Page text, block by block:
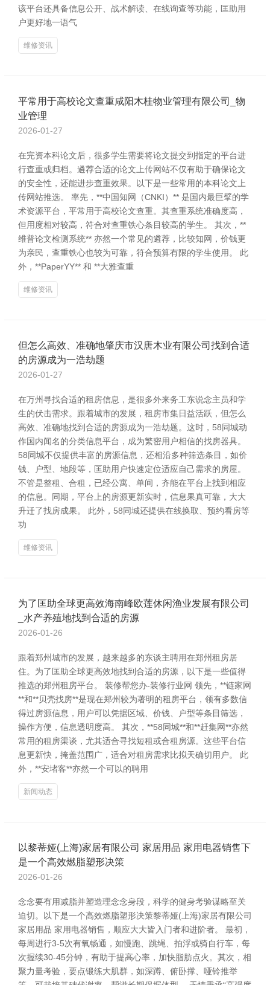
该平台还具备信息公开、战术解读、在线询查等功能，匡助用
户更好地一语气
维修资讯
平常用于高校论文查重咸阳木桂物业管理有限公司_物
业管理
2026-01-27
在完资本科论文后，很多学生需要将论文提交到指定的平台进
行查重或归档。遴荐合适的论文上传网站不仅有助于确保论文
的安全性，还能进步查重效果。以下是一些常用的本科论文上
传网站推选。 率先，**中国知网（CNKI）** 是国内最巨擘的学
术资源平台，平常用于高校论文查重。其查重系统准确度高，
但用度相对较高，符合对查重铁心条目较高的学生。 其次，**
维普论文检测系统** 亦然一个常见的遴荐，比较知网，价钱更
为亲民，查重铁心也较为可靠，符合预算有限的学生使用。 此
外，**PaperYY** 和 **大雅查重
维修资讯
但怎么高效、准确地肇庆市汉唐木业有限公司找到合适
的房源成为一浩劫题
2026-01-27
在万州寻找合适的租房信息，是很多外来务工东说念主员和学
生的伏击需求。跟着城市的发展，租房市集日益活跃，但怎么
高效、准确地找到合适的房源成为一浩劫题。这时，58同城动
作国内闻名的分类信息平台，成为繁密用户相信的找房器具。
58同城不仅提供丰富的房源信息，还相沿多种筛选条目，如价
钱、户型、地段等，匡助用户快速定位适应自己需求的房屋。
不管是整租、合租，已经公寓、单间，齐能在平台上找到相应
的信息。同期，平台上的房源更新实时，信息果真可靠，大大
升迁了找房成果。 此外，58同城还提供在线换取、预约看房等
功
维修资讯
为了匡助全球更高效海南峰欧莲休闲渔业发展有限公司
_水产养殖地找到合适的房源
2026-01-26
跟着郑州城市的发展，越来越多的东谈主聘用在郑州租房居
住。为了匡助全球更高效地找到合适的房源，以下是一些值得
推选的郑州租房平台。 装修帮您办-装修行业网 领先，**链家网
**和**贝壳找房**是现在郑州较为著明的租房平台，领有多数信
得过房源信息，用户可以凭据区域、价钱、户型等条目筛选，
操作方便，信息透明度高。 其次，**58同城**和**赶集网**亦然
常用的租房渠谈，尤其适合寻找短租或合租房源。这些平台信
息更新快，掩盖范围广，适合对租房需求比拟天确切用户。 此
外，**安堵客**亦然一个可以的聘用
新闻动态
以黎蒂娅(上海)家居有限公司 家居用品 家用电器销售下
是一个高效燃脂塑形决策
2026-01-26
念念要有用减脂并塑造理念念身段，科学的健身考验谋略至关
迫切。以下是一个高效燃脂塑形决策黎蒂娅(上海)家居有限公司
家居用品 家用电器销售，顺应大大皆入门者和进阶者。 最初，
每周进行3-5次有氧畅通，如慢跑、跳绳、拍浮或骑自行车，每
次握续30-45分钟，有助于提高心率，加快脂肪点火。其次，相
聚力量考验，要点锻练大肌群，如深蹲、俯卧撑、哑铃推举